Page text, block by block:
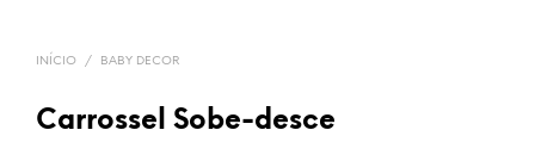
INÍCIO / BABY DECOR
Carrossel Sobe-desce